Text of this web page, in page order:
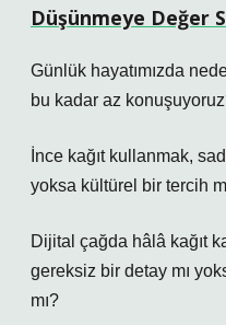
Düşünmeye Değer
Günlük hayatımızda
bu kadar az
İnce kağıt kullanmak,
yoksa kültürel bir tercih
Dijital çağda hâlâ kağıt
gereksiz bir detay mı
mı?